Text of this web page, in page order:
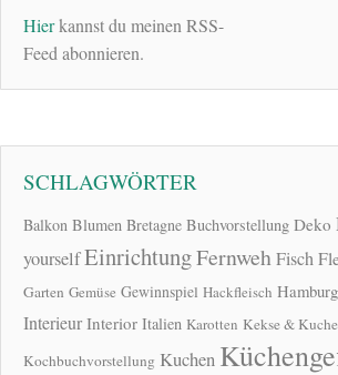
Hierkannst du meinen RSS-
Feed abonnieren.
SCHLAGWÖRTER
Balkon Blumen Bretagne Buchvorstellung Deko
yourselfEinrichtungFernwehFisch
Garten Gemüse Gewinnspiel Hackfleisch Hamburg
Interieur Interior Italien Karotten Kekse &
Kochbuchvorstellung Kuchen